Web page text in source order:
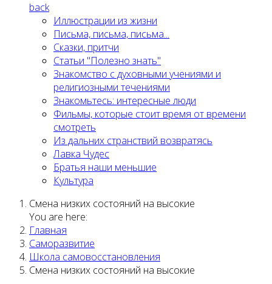
back
Иллюстрации из жизни
Письма, письма, письма...
Сказки, притчи
Статьи "Полезно знать"
Знакомство с духовными учениями и
религиозными течениями
Знакомьтесь: интересные люди
Фильмы, которые стоит время от времени
смотреть
Из дальних странствий возвратясь
Лавка Чудес
Братья наши меньшие
Культура
Смена низких состояний на высокие
You are here:
Главная
Саморазвитие
Школа самовосстановления
Смена низких состояний на высокие